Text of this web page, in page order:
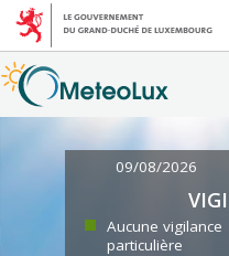
09/08/2026
Aucune vigilance
particulière